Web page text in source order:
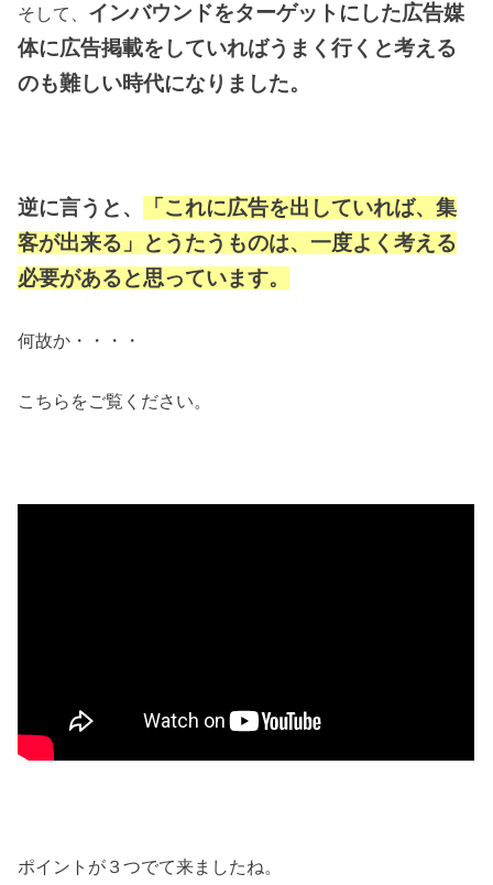
そして、 インバウンドをターゲットにした広告媒
体に広告掲載をしていればうまく行くと考える
のも難しい時代になりました。
逆に言うと、
「これに広告を出していれば、集
客が出来る」とうたうものは、一度よく考える
必要があると思っています。
何故か・・・・
こちらをご覧ください。
ポイントが３つでて来ましたね。